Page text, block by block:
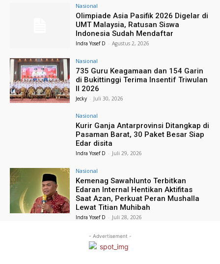
Nasional
Olimpiade Asia Pasifik 2026 Digelar di
UMT Malaysia, Ratusan Siswa
Indonesia Sudah Mendaftar
Indra Yosef D - Agustus 2, 2026
Nasional
735 Guru Keagamaan dan 154 Garin
di Bukittinggi Terima Insentif Triwulan
II 2026
Jecky - Juli 30, 2026
Nasional
Kurir Ganja Antarprovinsi Ditangkap di
Pasaman Barat, 30 Paket Besar Siap
Edar disita
Indra Yosef D - Juli 29, 2026
Nasional
Kemenag Sawahlunto Terbitkan
Edaran Internal Hentikan Aktifitas
Saat Azan, Perkuat Peran Mushalla
Lewat Titian Muhibah
Indra Yosef D - Juli 28, 2026
- Advertisement -